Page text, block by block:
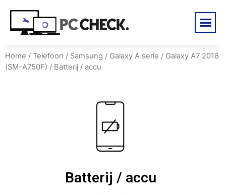
Home / Telefoon / Samsung / Galaxy A serie / Galaxy A7 2018
(SM-A750F) / Batterij / accu
Batterij / accu